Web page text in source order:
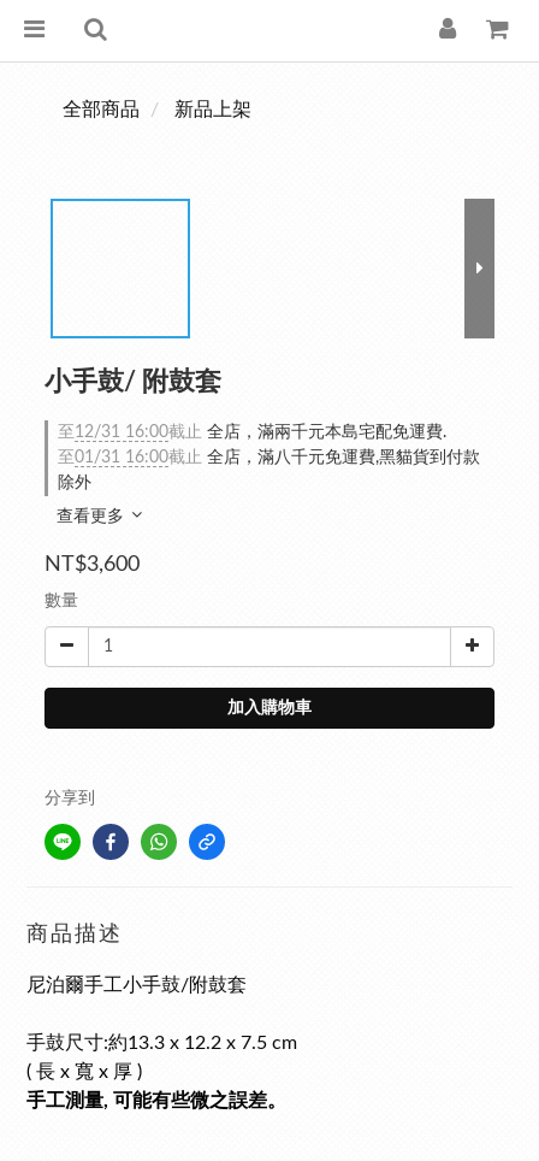
全部商品 新品上架
小手鼓/ 附鼓套
至 12/31 16:00截止 全店，滿兩千元本島宅配免運費.
至01/31 16:00截止 全店，滿八千元免運費,黑貓貨到付款
除外
查看更多
NT$3,600
數量
加入購物車
分享到
商品描述
尼泊爾手工小手鼓/附鼓套
手鼓尺寸:約13.3 x 12.2 x 7.5 cm
( 長 x 寬 x 厚 )
手工測量, 可能有些微之誤差。